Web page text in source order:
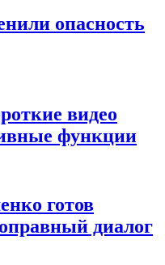
опасность
видео
функции
готов
диалог